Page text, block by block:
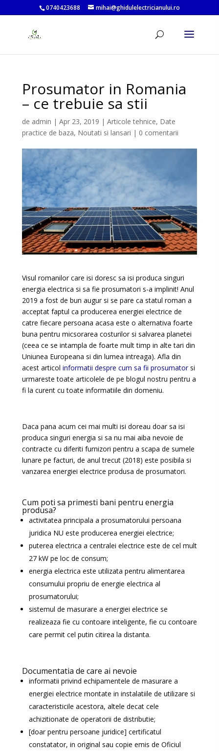
0740423688 mihai@ghidulelectricianului.ro
Prosumator in Romania
– ce trebuie sa stii
de admin | Apr 23, 2019 | Articole tehnice, Date
practice de baza, Noutati si lansari | 0 comentarii
Visul romanilor care isi doresc sa isi produca singuri
energia electrica si sa fie prosumatori s-a implinit! Anul
2019 a fost de bun augur si se pare ca statul roman a
acceptat faptul ca producerea energiei electrice de
catre fiecare persoana acasa este o alternativa foarte
buna pentru micsorarea costurilor si salvarea planetei
(ceea ce se intampla de foarte mult timp in alte tari din
Uniunea Europeana si din lumea intreaga). Afla din
acest articol informatii despre cum sa fii prosumatorsi
urmareste toate articolele de pe blogul nostru pentru a
fi la curent cu toate informatiile din domeniu.
Daca pana acum cei mai multi isi doreau doar sa isi
produca singuri energia si sa nu mai aiba nevoie de
contracte cu diferiti furnizori pentru a scapa de sumele
lunare pe facturi, de anul trecut (2018) este posibila si
vanzarea energiei electrice produsa de prosumatori.
Cum poti sa primesti bani pentru energia
produsa?
activitatea principala a prosumatorului persoana
juridica NU este producerea energiei electrice;
puterea electrica a centralei electrice este de cel mult
27 kW pe loc de consum;
energia electrica este utilizata pentru alimentarea
consumului propriu de energie electrica al
prosumatorului;
sistemul de masurare a energiei electrice se
realizeaza fie cu contoare inteligente, fie cu contoare
care permit cel putin citirea la distanta.
Documentatia de care ai nevoie
informatii privind echipamentele de masurare a
energiei electrice montate in instalatiile de utilizare si
caracteristicile acestora, altele decat cele
achizitionate de operatorii de distributie;
[doar pentru persoane juridice] certificatul
constatator, in original sau copie emis de Oficiul